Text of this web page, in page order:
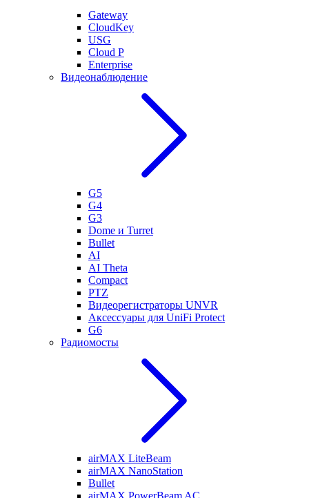
Gateway
CloudKey
USG
Cloud P
Enterprise
Видеонаблюдение
G5
G4
G3
Dome и Turret
Bullet
AI
AI Theta
Compact
PTZ
Видеорегистраторы UNVR
Аксессуары для UniFi Protect
G6
Радиомосты
airMAX LiteBeam
airMAX NanoStation
Bullet
airMAX PowerBeam AC